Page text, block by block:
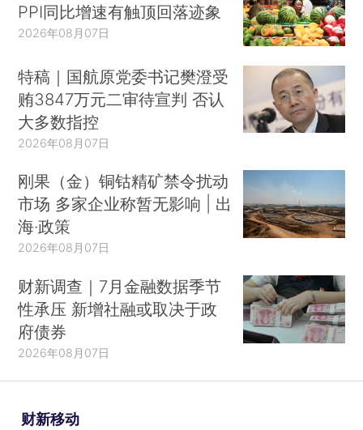
PPI同比增速有触顶回落迹象
2026年08月07日
特稿｜国航原党委书记樊澄受
贿3847万元二审待宣判 否认
大多数指控
2026年08月07日
刚果（金）铜钴精矿禁令扰动
市场 多家企业称暂无影响 | 出
海·政策
2026年08月07日
财新调查｜7月金融数据季节
性承压 新增社融或取决于政
府债券
2026年08月07日
财新移动